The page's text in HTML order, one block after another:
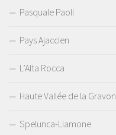
Pasquale Paoli
Pays Ajaccien
L’Alta Rocca
Haute Vallée de la
Spelunca-Liamone